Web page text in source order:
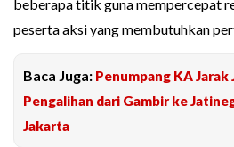
beberapa titik guna mempercepat
peserta aksi yang membutuhkan
Baca Juga: Penumpang KA Jarak
Pengalihan dari Gambir ke
Jakarta